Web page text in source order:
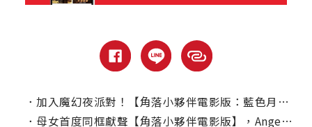
． 加入魔幻夜派對！【角落小夥伴電影版：藍色月夜的魔法之子】實體/數位全面萌翻你
． 母女首度同框獻聲【角落小夥伴電影版】，Angel驚呼新角色「好像波妞！」